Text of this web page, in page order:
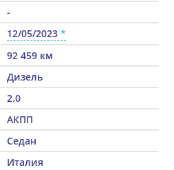
-
12/05/2023
92 459 км
Дизель
2.0
АКПП
Седан
Италия